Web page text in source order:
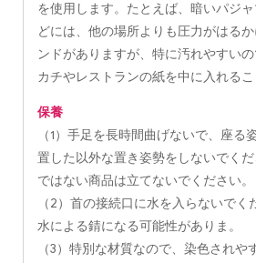
を使用します。たとえば、暗いパジ
どには、他の場所よりも圧力がはる
ンドがありますが、特に汚れやすい
カチやレストランの紙を中に入れるこ
保養
（1）手足を長時間曲げないで、座る
置した以外な置き姿勢をしないでく
ではない商品は立てないでください。
（2）首の接続口に水を入らないでく
水による錆になる可能性がありま。
（3）特別な材質なので、染色されや